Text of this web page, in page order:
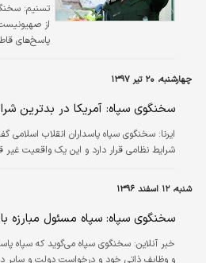
تسنیم:
از
پاسخ‌های
چهارشنبه، ۲۰ تیر ۱۳۹۷
سخنگوی سپاه: آمریکا در بدترین
ایرنا: سخنگوی سپاه پاسداران انقلاب اسلامی
شرایط نظامی قرار دارد و این یک واقعیت غیر
شنبه، ۱۲ اسفند ۱۳۹۶
سخنگوی سپاه: سپاه مسئول مبارزه
خبر آنلاین: سخنگوی سپاه می‌گوید که سپاه
و وظایف ذاتی خود و درخواست دولت و سایر